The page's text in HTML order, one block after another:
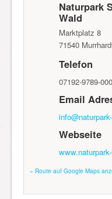
Naturpark
Wald
Marktplatz 8
71540
Telefon
07192-9789-000
Email
Webseite
» Route auf Google Maps